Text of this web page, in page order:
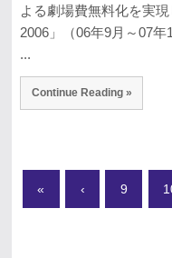
よる劇場費無料化を実
2006」（06年9月～07
...
Continue Reading »
« ‹ 9